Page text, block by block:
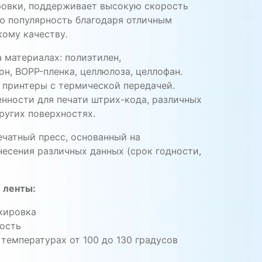
поддерживает высокую скорость
популярность благодаря отличным
качеству.
полиэтилен,
BOPP-пленка, целлюлоза, целлофан.
с термической передачей.
для печати штрих-кода, различных
поверхностях.
пресс, основанный на
различных данных (срок годности,
ленты:
от 100 до 130 градусов